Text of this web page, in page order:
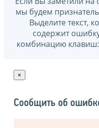
мы будем
Выделите текст,
содержит
комбинацию
×
Сообщить об